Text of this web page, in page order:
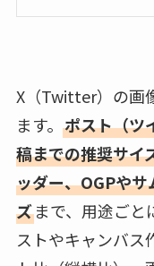
X（Twitter）の画
ます。 ポスト（ツ
稿までの推奨サイ
ッダー、OGPや
ズまで、用途ごと
ストやキャンバス